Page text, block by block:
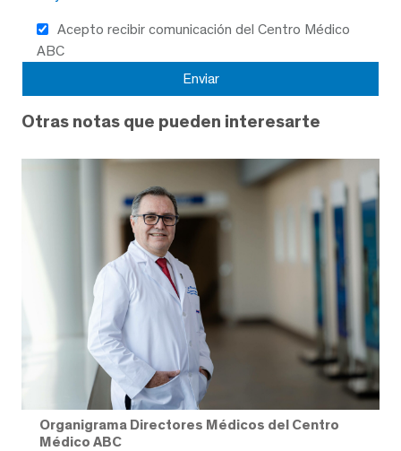
Acepto recibir comunicación del Centro Médico
ABC
Otras notas que pueden interesarte
Organigrama Directores Médicos del Centro
Médico ABC